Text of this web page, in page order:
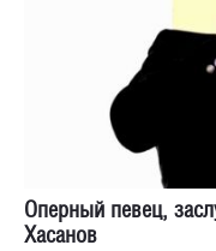
Оперный певец,
Хасанов